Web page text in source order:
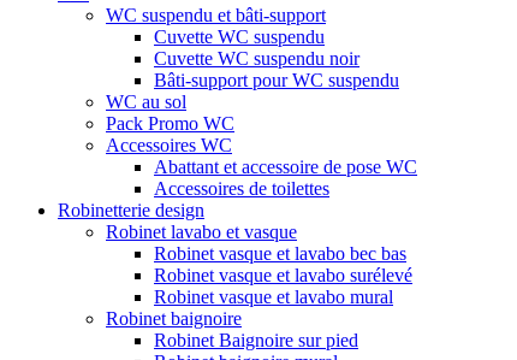
WC suspendu et bâti-support
Cuvette WC suspendu
Cuvette WC suspendu noir
Bâti-support pour WC suspendu
WC au sol
Pack Promo WC
Accessoires WC
Abattant et accessoire de pose WC
Accessoires de toilettes
Robinetterie design
Robinet lavabo et vasque
Robinet vasque et lavabo bec bas
Robinet vasque et lavabo surélevé
Robinet vasque et lavabo mural
Robinet baignoire
Robinet Baignoire sur pied